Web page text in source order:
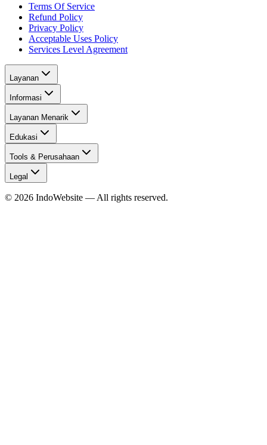
Terms Of Service
Refund Policy
Privacy Policy
Acceptable Uses Policy
Services Level Agreement
Layanan
Informasi
Layanan Menarik
Edukasi
Tools & Perusahaan
Legal
© 2026 IndoWebsite — All rights reserved.